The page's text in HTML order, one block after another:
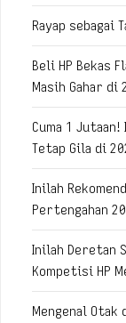
Rayap sebagai
Beli HP Bekas
Masih Gahar di
Cuma 1 Jutaan!
Tetap Gila di
Inilah
Pertengahan
Inilah Deretan
Kompetisi HP
Mengenal Otak